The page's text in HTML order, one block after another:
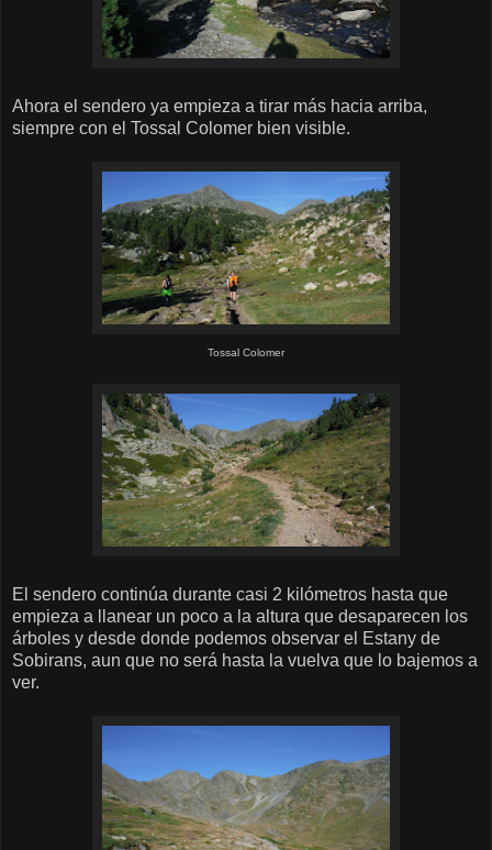
Ahora el sendero ya empieza a tirar más hacia arriba,
siempre con el Tossal Colomer bien visible.
Tossal Colomer
El sendero continúa durante casi 2 kilómetros hasta que
empieza a llanear un poco a la altura que desaparecen los
árboles y desde donde podemos observar el Estany de
Sobirans, aun que no será hasta la vuelva que lo bajemos a
ver.